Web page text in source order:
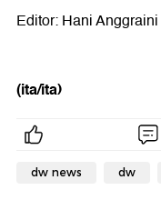
Editor: Hani Anggraini
(ita/ita)
dw news dw